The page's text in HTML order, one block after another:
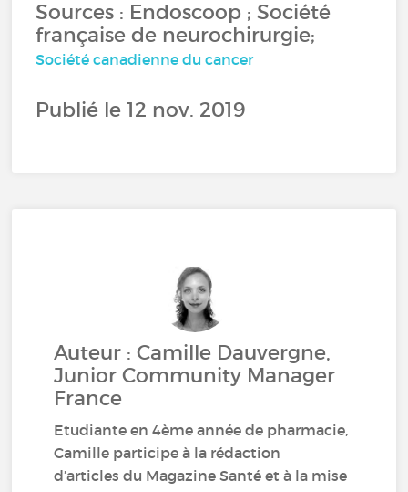
Sources : Endoscoop ; Société
française de neurochirurgie;
Société canadienne du cancer
Publié le 12 nov. 2019
Auteur : Camille Dauvergne,
Junior Community Manager
France
Etudiante en 4ème année de pharmacie,
Camille participe à la rédaction
d’articles du Magazine Santé et à la mise